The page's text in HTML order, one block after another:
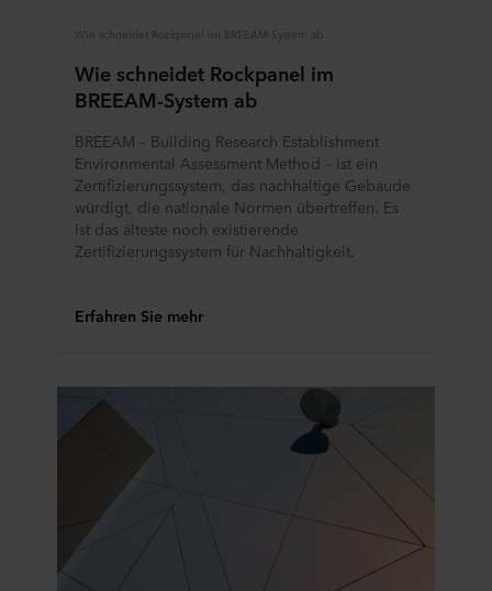
Wie schneidet Rockpanel im BREEAM-System ab
Wie schneidet Rockpanel im
BREEAM-System ab
BREEAM – Building Research Establishment
Environmental Assessment Method – ist ein
Zertifizierungssystem, das nachhaltige Gebäude
würdigt, die nationale Normen übertreffen. Es
ist das älteste noch existierende
Zertifizierungssystem für Nachhaltigkeit.
Erfahren Sie mehr